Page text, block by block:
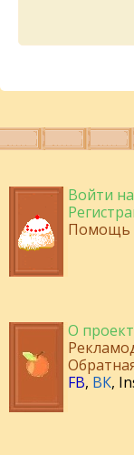
Войти
Помощь
О
FB, ВК,